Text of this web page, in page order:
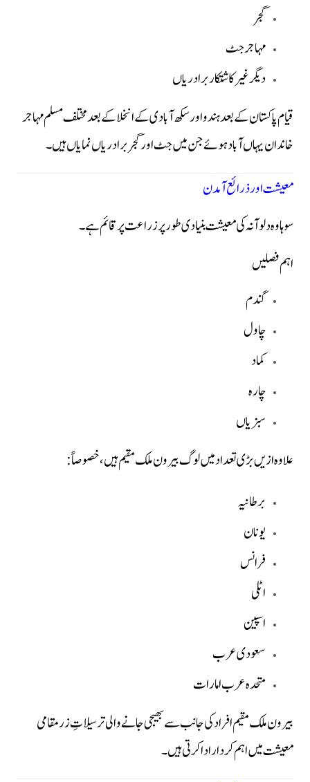
گجر
مہاجر جٹ
دیگر غیر کاشتکار برادریاں
قیام پاکستان کے بعد ہندو اور سکھ آبادی کے انخلا کے بعد مختلف مسلم مہاجر
خاندان یہاں آباد ہوئے جن میں جٹ اور گجر برادریاں نمایاں ہیں۔
معیشت اور ذرائع آمدن
سوہاوہ دلوآنہ کی معیشت بنیادی طور پر زراعت پر قائم ہے۔
اہم فصلیں
گندم
چاول
کماد
چارہ
سبزیاں
علاوہ ازیں بڑی تعداد میں لوگ بیرون ملک مقیم ہیں، خصوصاً:
برطانیہ
یونان
فرانس
اٹلی
اسپین
سعودی عرب
متحدہ عرب امارات
بیرون ملک مقیم افراد کی جانب سے بھیجی جانے والی ترسیلاتِ زر مقامی
معیشت میں اہم کردار ادا کرتی ہیں۔